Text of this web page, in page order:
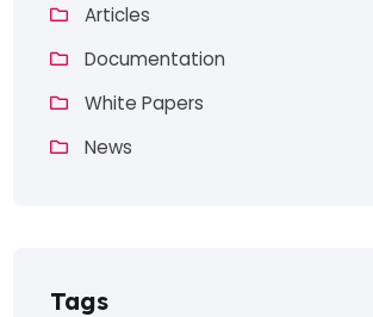
Articles
Documentation
White Papers
News
Tags